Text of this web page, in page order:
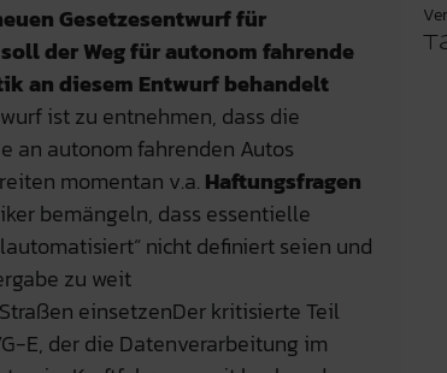
Gesetzesentwurf für
der Weg für autonom fahrende
an diesem Entwurf behandelt
ist zu entnehmen, dass die
an autonom fahrenden Autos
momentan v.a. Haftungsfragen
bemängeln, dass essentielle
nicht definiert seien und
zu weit
einsetzenDer kritisierte Teil
E, der die Datenverarbeitung im